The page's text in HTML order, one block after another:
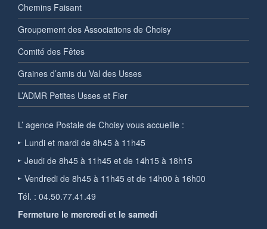
Chemins Faisant
Groupement des Associations de Choisy
Comité des Fêtes
Graines d’amis du Val des Usses
L’ADMR Petites Usses et Fier
L’ agence Postale de Choisy vous accueille :
Lundi et mardi de 8h45 à 11h45
Jeudi de 8h45 à 11h45 et de 14h15 à 18h15
Vendredi de 8h45 à 11h45 et de 14h00 à 16h00
Tél. : 04.50.77.41.49
Fermeture le mercredi et le samedi